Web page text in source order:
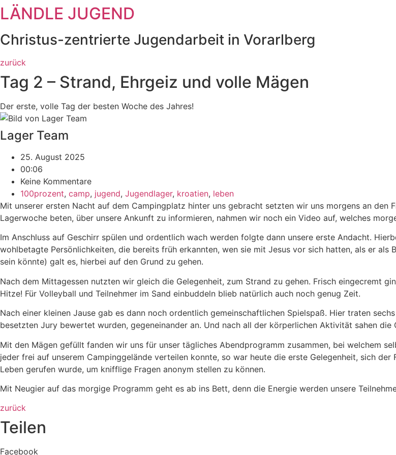
Zum
Inhalt
springen
LÄNDLE JUGEND
Christus-zentrierte Jugendarbeit in Vorarlberg
zurück
Tag 2 – Strand, Ehrgeiz und volle Mägen
Der erste, volle Tag der besten Woche des Jahres!
Lager Team
25. August 2025
00:06
Keine Kommentare
100prozent, camp, jugend, Jugendlager, kroatien, leben
Mit unserer ersten Nacht auf dem Campingplatz hinter uns gebracht setzten wir uns morgens an
Lagerwoche beten, über unsere Ankunft zu informieren, nahmen wir noch ein Video auf, welches
Im Anschluss auf Geschirr spülen und ordentlich wach werden folgte dann unsere erste Andacht.
wohlbetagte Persönlichkeiten, die bereits früh erkannten, wen sie mit Jesus vor sich hatten, als er
sein könnte) galt es, hierbei auf den Grund zu gehen.
Nach dem Mittagessen nutzten wir gleich die Gelegenheit, zum Strand zu gehen. Frisch eingecremt
Hitze! Für Volleyball und Teilnehmer im Sand einbuddeln blieb natürlich auch noch genug Zeit.
Nach einer kleinen Jause gab es dann noch ordentlich gemeinschaftlichen Spielspaß. Hier traten
besetzten Jury bewertet wurden, gegeneinander an. Und nach all der körperlichen Aktivität sahen die
Mit den Mägen gefüllt fanden wir uns für unser tägliches Abendprogramm zusammen, bei welchem
jeder frei auf unserem Campinggelände verteilen konnte, so war heute die erste Gelegenheit, sich
Leben gerufen wurde, um knifflige Fragen anonym stellen zu können.
Mit Neugier auf das morgige Programm geht es ab ins Bett, denn die Energie werden unsere
zurück
Teilen
Facebook